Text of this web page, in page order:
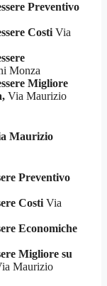
Preventivo
Costi Via
Monza
Migliore
Via Maurizio
Maurizio
Preventivo
Costi Via
Economiche
Migliore su
Maurizio